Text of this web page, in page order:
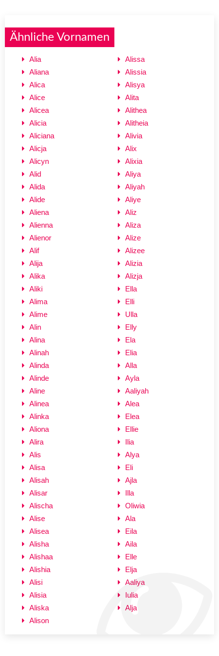
Ähnliche Vornamen
Alia
Aliana
Alica
Alice
Alicea
Alicia
Aliciana
Alicja
Alicyn
Alid
Alida
Alide
Aliena
Alienna
Alienor
Alif
Alija
Alika
Aliki
Alima
Alime
Alin
Alina
Alinah
Alinda
Alinde
Aline
Alinea
Alinka
Aliona
Alira
Alis
Alisa
Alisah
Alisar
Alischa
Alise
Alisea
Alisha
Alishaa
Alishia
Alisi
Alisia
Aliska
Alison
Alissa
Alissia
Alisya
Alita
Alithea
Alitheia
Alivia
Alix
Alixia
Aliya
Aliyah
Aliye
Aliz
Aliza
Alize
Alizee
Alizia
Alizja
Ella
Elli
Ulla
Elly
Ela
Elia
Alla
Ayla
Aaliyah
Alea
Elea
Ellie
Ilia
Alya
Eli
Ajla
Illa
Oliwia
Ala
Eila
Aila
Elle
Elja
Aaliya
Iulia
Alja